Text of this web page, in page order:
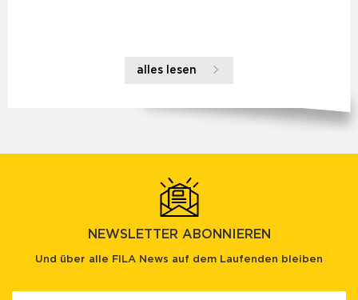
alles lesen
NEWSLETTER ABONNIEREN
Und über alle FILA News auf dem Laufenden bleiben